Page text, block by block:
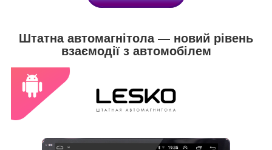
Штатна автомагнітола — новий рівень
взаємодії з автомобілем